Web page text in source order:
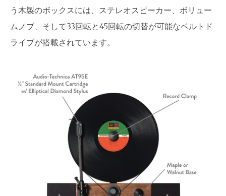
う木製のボックスには、ステレオスピーカー、ボリュー
ムノブ、そして33回転と45回転の切替が可能なベルトド
ライブが搭載されています。